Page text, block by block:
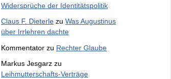
Widersprüche der Identitätspolitik
Claus F. Dieterle zu Was Augustinus
über Irrlehren dachte
Kommentator zu Rechter Glaube
Markus Jesgarz zu
Leihmutterschafts-Verträge